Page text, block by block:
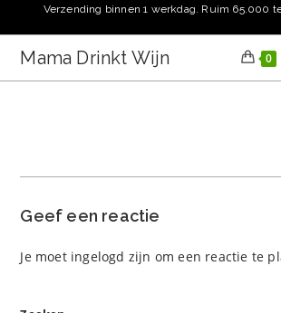
naar
inhoud
Verzending binnen 1 werkdag. Ruim 65.000
Mama Drinkt Wijn 0
Geef een reactie
Je moet ingelogd zijn om een reactie te